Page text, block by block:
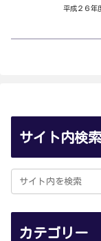
平成２６年
サイト内検索
カテゴリー